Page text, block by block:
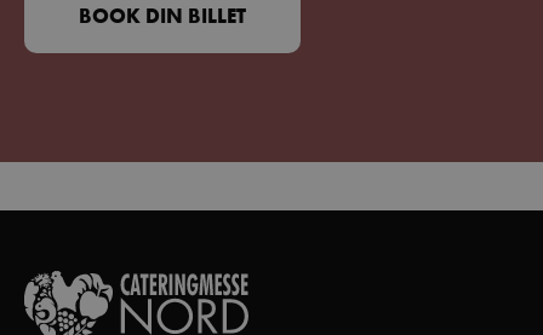
BOOK DIN BILLET